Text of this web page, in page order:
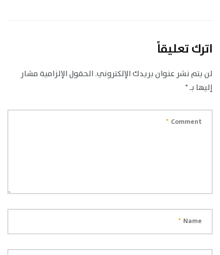
اترك تعليقاً
لن يتم نشر عنوان بريدك الإلكتروني.الحقول الإلزامية مشار
إليها بـ*
Comment
*
Name
*